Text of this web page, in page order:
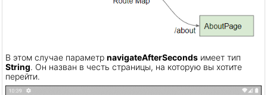
В этом случае параметр navigateAfterSeconds имеет тип
String. Он назван в честь страницы, на которую вы хотите
перейти.